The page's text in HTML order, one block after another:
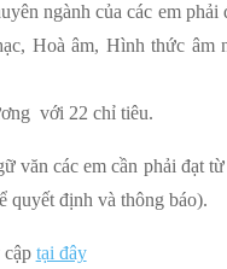
ngành của các em
Hoà âm, Hình thức âm
với 22 chỉ tiêu.
văn các em cần phải đạt
quyết định và thông báo).
tại đây